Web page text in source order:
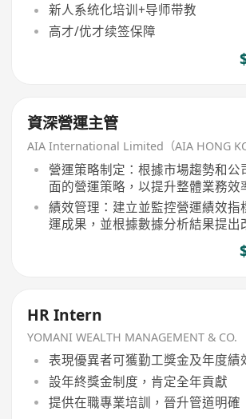
新人系统化培训+导师带教
高才/优才续签保障
資深營運主管
營運策略制定：根據市場趨勢和公
面的營運策略，以提升整體業務效
績效管理：建立並監控營運績效指
運成果，並根據數據分析結果提出
HR Intern
YOMANI WEALTH MANAGEMENT & CO.
表現優異者可獲勤工獎金及年度績
設年終獎金制度，肯定全年貢獻
提供在職專業培訓，晉升管道明確